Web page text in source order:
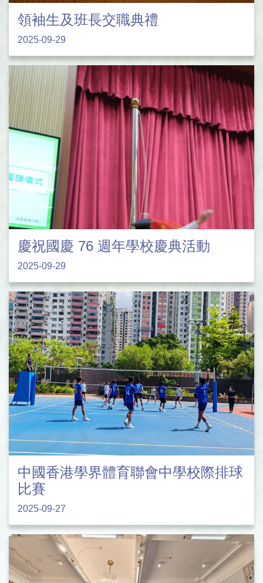
領袖生及班長交職典禮
2025-09-29
慶祝國慶 76 週年學校慶典活動
2025-09-29
中國香港學界體育聯會中學校際排球
比賽
2025-09-27